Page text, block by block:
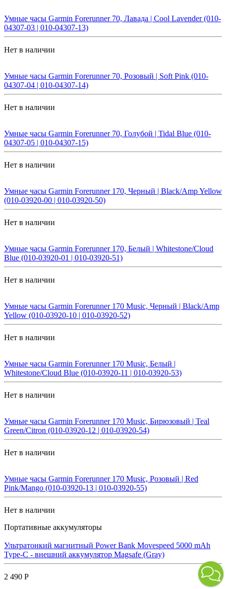
Умные часы Garmin Forerunner 70, Лавада | Cool Lavender (010-
04307-03 | 010-04307-13)
Нет в наличии
Умные часы Garmin Forerunner 70, Розовый | Soft Pink (010-
04307-04 | 010-04307-14)
Нет в наличии
Умные часы Garmin Forerunner 70, Голубой | Tidal Blue (010-
04307-05 | 010-04307-15)
Нет в наличии
Умные часы Garmin Forerunner 170, Черный | Black/Amp Yellow
(010-03920-00 | 010-03920-50)
Нет в наличии
Умные часы Garmin Forerunner 170, Белый | Whitestone/Cloud
Blue (010-03920-01 | 010-03920-51)
Нет в наличии
Умные часы Garmin Forerunner 170 Music, Черный | Black/Amp
Yellow (010-03920-10 | 010-03920-52)
Нет в наличии
Умные часы Garmin Forerunner 170 Music, Белый |
Whitestone/Cloud Blue (010-03920-11 | 010-03920-53)
Нет в наличии
Умные часы Garmin Forerunner 170 Music, Бирюзовый | Teal
Green/Citron (010-03920-12 | 010-03920-54)
Нет в наличии
Умные часы Garmin Forerunner 170 Music, Розовый | Red
Pink/Mango (010-03920-13 | 010-03920-55)
Нет в наличии
Портативные аккумуляторы
Ультратонкий магнитный Power Bank Movespeed 5000 mAh
Type-C - внешний аккумулятор Magsafe (Gray)
2 490 Р